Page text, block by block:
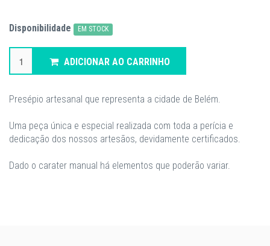
Disponibilidade EM STOCK
ADICIONAR AO CARRINHO
Presépio artesanal que representa a cidade de Belém.
Uma peça única e especial realizada com toda a perícia e
dedicação dos nossos artesãos, devidamente certificados.
Dado o carater manual há elementos que poderão variar.